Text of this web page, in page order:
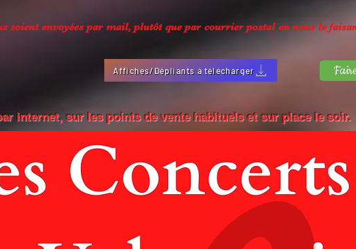
soient envoyées par mail, plutôt que par courrier postal en nous le
Affiches/Dépliants à télécharger
internet, sur les points de vente habituels et sur place le soir.